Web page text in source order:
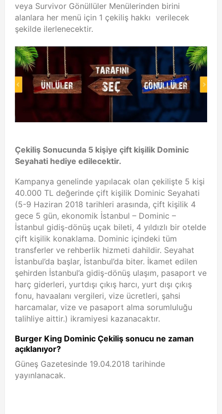
veya Survivor Gönüllüler Menülerinden birini
alanlara her menü için 1 çekiliş hakkı verilecek
şekilde ilerlenecektir.
Çekiliş Sonucunda 5 kişiye çift kişilik Dominic
Seyahati hediye edilecektir.
Kampanya genelinde yapılacak olan çekilişte 5 kişi
40.000 TL değerinde çift kişilik Dominic Seyahati
(5-9 Haziran 2018 tarihleri arasında, çift kişilik 4
gece 5 gün, ekonomik İstanbul – Dominic –
İstanbul gidiş-dönüş uçak bileti, 4 yıldızlı bir otelde
çift kişilik konaklama. Dominic içindeki tüm
transferler ve rehberlik hizmeti dahildir. Seyahat
İstanbul’da başlar, İstanbul’da biter. İkamet edilen
şehirden İstanbul’a gidiş-dönüş ulaşım, pasaport ve
harç giderleri, yurtdışı çıkış harcı, yurt dışı çıkış
fonu, havaalanı vergileri, vize ücretleri, şahsi
harcamalar, vize ve pasaport alma sorumluluğu
talihliye aittir.) ikramiyesi kazanacaktır.
Burger King Dominic Çekiliş sonucu ne zaman
açıklanıyor?
Güneş Gazetesinde 19.04.2018 tarihinde
yayınlanacak.